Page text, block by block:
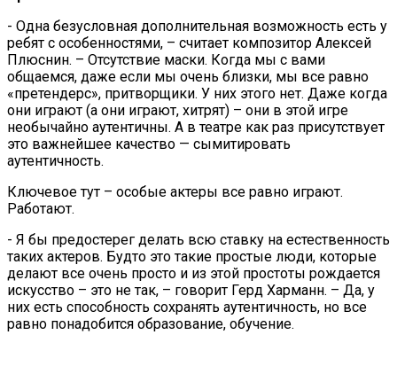
- Одна безусловная дополнительная возможность есть у
ребят с особенностями, – считает композитор Алексей
Плюснин. – Отсутствие маски. Когда мы с вами
общаемся, даже если мы очень близки, мы все равно
«претендерс», притворщики. У них этого нет. Даже когда
они играют (а они играют, хитрят) – они в этой игре
необычайно аутентичны. А в театре как раз присутствует
это важнейшее качество — сымитировать
аутентичность.
Ключевое тут – особые актеры все равно играют.
Работают.
- Я бы предостерег делать всю ставку на естественность
таких актеров. Будто это такие простые люди, которые
делают все очень просто и из этой простоты рождается
искусство – это не так, – говорит Герд Харманн. – Да, у
них есть способность сохранять аутентичность, но все
равно понадобится образование, обучение.